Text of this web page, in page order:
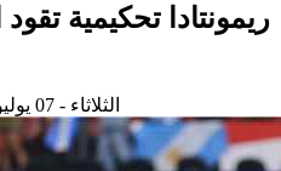
ريمونتادا تحكيمية
الثلاثاء - 07 يوليو 2026 - 09:10 م بتوقيت عدن